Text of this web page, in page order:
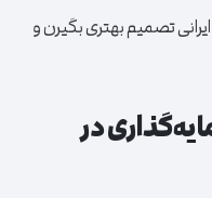
تصمیم بهتری بگیرن و
در